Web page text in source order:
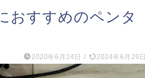
おすすめのペンタ
2020年6月24日 / 2024年6月29日